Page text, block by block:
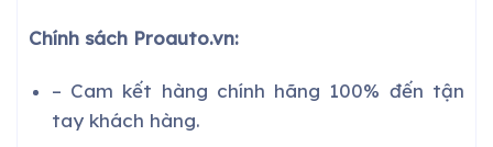
Chính sách Proauto.vn:
– Cam kết hàng chính hãng 100% đến tận
tay khách hàng.